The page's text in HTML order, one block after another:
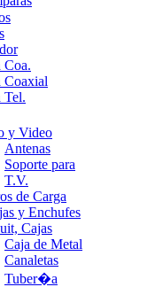
Coa.
Coaxial
Tel.
y Video
Antenas
Soporte para
T.V.
de Carga
y Enchufes
Cajas
Caja de Metal
Canaletas
Tuber�a